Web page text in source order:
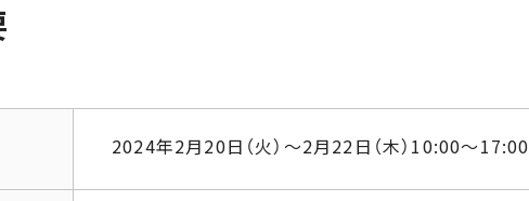
2024年2月20日（火）～2月22日（木）10:00～17:00